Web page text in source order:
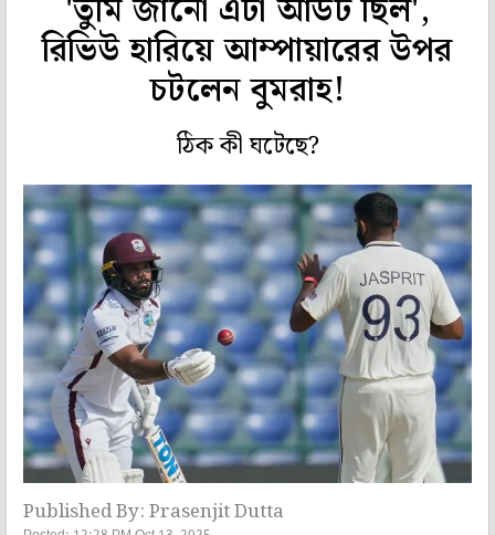
'তুমি জানো এটা আউট ছিল',
রিভিউ হারিয়ে আম্পায়ারের উপর
চটলেন বুমরাহ!
ঠিক কী ঘটেছে?
Published By: Prasenjit Dutta